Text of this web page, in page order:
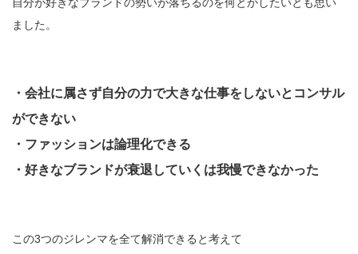
ました。
・会社に属さず自分の力で大きな仕事をしないとコンサル
ができない
・ファッションは論理化できる
・好きなブランドが衰退していくは我慢できなかった
この3つのジレンマを全て解消できると考えて